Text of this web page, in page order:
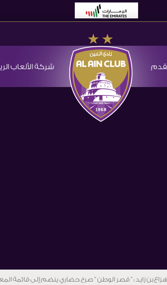
شركة الألعاب
هزاع بن زايد : ” قصر الوطن ” صرح حضاري ينضم إلى قائمة